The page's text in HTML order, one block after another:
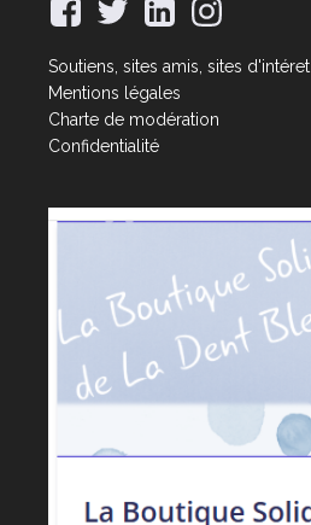
Soutiens, sites amis, sites d'intéret
Mentions légales
Charte de modération
Confidentialité